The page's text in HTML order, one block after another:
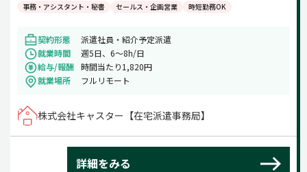
事務・アシスタント・秘書 セールス・企画営業 時短勤務OK
契約形態
派遣社員・紹介予定派遣
就業時間
週5日、6～8h/日
給与/報酬 時間当たり1,820円
就業場所
フルリモート
株式会社キャスター【在宅派遣事務局】
詳細をみる